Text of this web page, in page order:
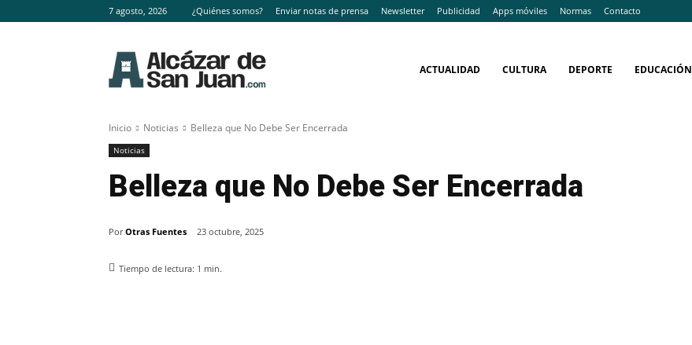
7 agosto, 2026 ¿Quiénes somos? Enviar notas de prensa Newsletter Publicidad Apps móviles Normas Contacto
ACTUALIDAD CULTURA DEPORTE EDUCACIÓN
Inicio Noticias Belleza que No Debe Ser Encerrada
Noticias
Belleza que No Debe Ser Encerrada
Por Otras Fuentes 23 octubre, 2025
Tiempo de lectura: 1 min.